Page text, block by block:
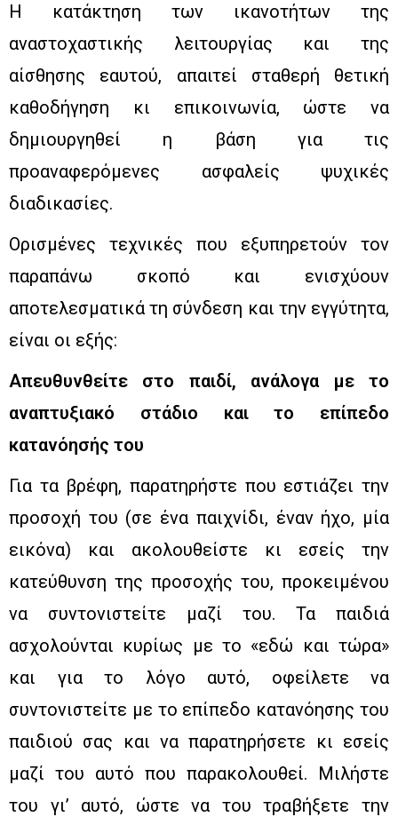
Η κατάκτηση των ικανοτήτων της
αναστοχαστικής λειτουργίας και της
αίσθησης εαυτού, απαιτεί σταθερή θετική
καθοδήγηση κι επικοινωνία, ώστε να
δημιουργηθεί η βάση για τις
προαναφερόμενες ασφαλείς ψυχικές
διαδικασίες.
Ορισμένες τεχνικές που εξυπηρετούν τον
παραπάνω σκοπό και ενισχύουν
αποτελεσματικά τη σύνδεση και την εγγύτητα,
είναι οι εξής:
Απευθυνθείτε στο παιδί, ανάλογα με το
αναπτυξιακό στάδιο και το επίπεδο
κατανόησής του
Για τα βρέφη, παρατηρήστε που εστιάζει την
προσοχή του (σε ένα παιχνίδι, έναν ήχο, μία
εικόνα) και ακολουθείστε κι εσείς την
κατεύθυνση της προσοχής του, προκειμένου
να συντονιστείτε μαζί του. Τα παιδιά
ασχολούνται κυρίως με το «εδώ και τώρα»
και για το λόγο αυτό, οφείλετε να
συντονιστείτε με το επίπεδο κατανόησης του
παιδιού σας και να παρατηρήσετε κι εσείς
μαζί του αυτό που παρακολουθεί. Μιλήστε
του γι’ αυτό, ώστε να του τραβήξετε την